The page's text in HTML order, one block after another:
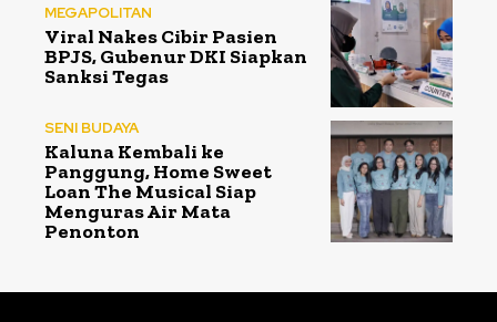
MEGAPOLITAN
Viral Nakes Cibir Pasien
BPJS, Gubenur DKI Siapkan
Sanksi Tegas
SENI BUDAYA
Kaluna Kembali ke
Panggung, Home Sweet
Loan The Musical Siap
Menguras Air Mata
Penonton